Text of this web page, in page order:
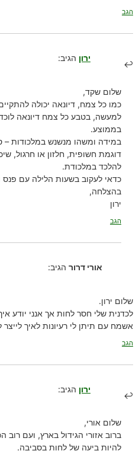
הגב
ירון הגיב:
שלום שקד,
כמו כל צמח, דיונאה יכולה
למעשה, בטבע כל צמח דיונאה
בממוצע.
במידה ומשהו מנשנש במלכודות –
דוגמת חשופית, חלזון או חרגול,
להלכד במלכודת.
כדאי לעקוב בשעות הלילה עם
בהצלחה,
ירון
הגב
אורי דרור הגיב:
שלום ירון.
לכדנית שלי חסר לחות אך אנני יודע
אשמח עם תיתן לי רעיונות לאיך לייצר
הגב
ירון הגיב:
שלום אורי,
ברוב אזורי הגידול בארץ, ועם
להיות ביעה של לחות בסביבה.